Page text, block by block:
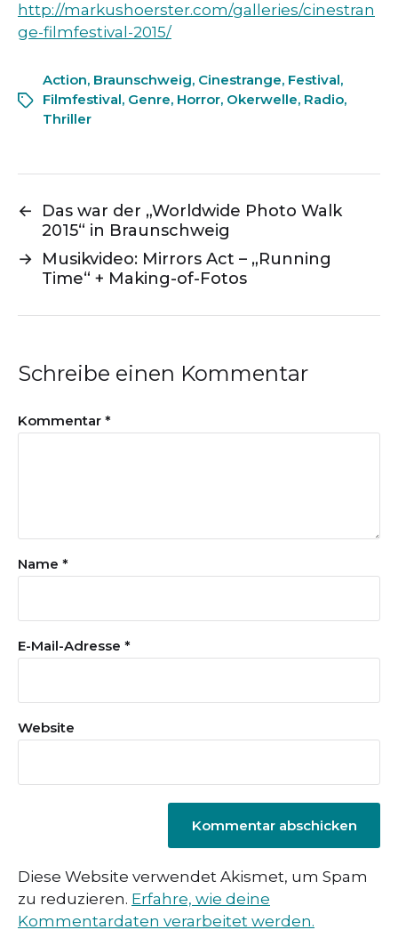
http://markushoerster.com/galleries/cinestran
ge-filmfestival-2015/
Action, Braunschweig, Cinestrange, Festival,
Filmfestival, Genre, Horror, Okerwelle, Radio,
Thriller
←
Das war der „Worldwide Photo Walk
2015“ in Braunschweig
→ Musikvideo: Mirrors Act – „Running
Time“ + Making-of-Fotos
Schreibe einen Kommentar
Kommentar *
Name *
E-Mail-Adresse *
Website
Diese Website verwendet Akismet, um Spam
zu reduzieren. Erfahre, wie deine
Kommentardaten verarbeitet werden.